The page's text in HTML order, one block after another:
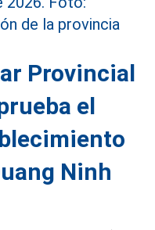
Provincial
el
Ninh